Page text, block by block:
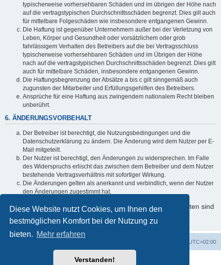
Diese Website nutzt Cookies, um Ihnen den
bestmöglichen Komfort bei der Nutzung zu
bieten. Mehr erfahren
Verstanden!
typischerweise vorhersehbaren Schäden und im übrigen der Höhe nach
auf die vertragstypischen Durchschnittsschäden begrenzt. Dies gilt auch
für mittelbare Folgeschäden wie insbesondere entgangenen Gewinn.
Die Haftung ist gegenüber Unternehmern außer bei der Verletzung von
Leben, Körper und Gesundheit oder vorsätzlichem oder grob
fahrlässigem Verhalten des Betreibers auf die bei Vertragsschluss
typischerweise vorhersehbaren Schäden und im Übrigen der Höhe
nach auf die vertragstypischen Durchschnittsschäden begrenzt. Dies gilt
auch für mittelbare Schäden, insbesondere entgangenen Gewinn.
Die Haftungsbegrenzung der Absätze a bis c gilt sinngemäß auch
zugunsten der Mitarbeiter und Erfüllungsgehilfen des Betreibers.
Ansprüche für eine Haftung aus zwingendem nationalem Recht bleiben
unberührt.
6. ÄNDERUNGSVORBEHALT
Der Betreiber ist berechtigt, die Nutzungsbedingungen und die
Datenschutzerklärung zu ändern. Die Änderung wird dem Nutzer per E-
Mail mitgeteilt.
Der Nutzer ist berechtigt, den Änderungen zu widersprechen. Im Falle
des Widerspruchs erlischt das zwischen dem Betreiber und dem Nutzer
bestehende Vertragsverhältnis mit sofortiger Wirkung.
Die Änderungen gelten als anerkannt und verbindlich, wenn der Nutzer
den Änderungen zugestimmt hat.
Informationen über den Umgang mit Ihren persönlichen Daten sind
in der Datenschutzerklärung enthalten.
UTC+02:00
Powered byphpBB® Forum Software © phpBB Limited